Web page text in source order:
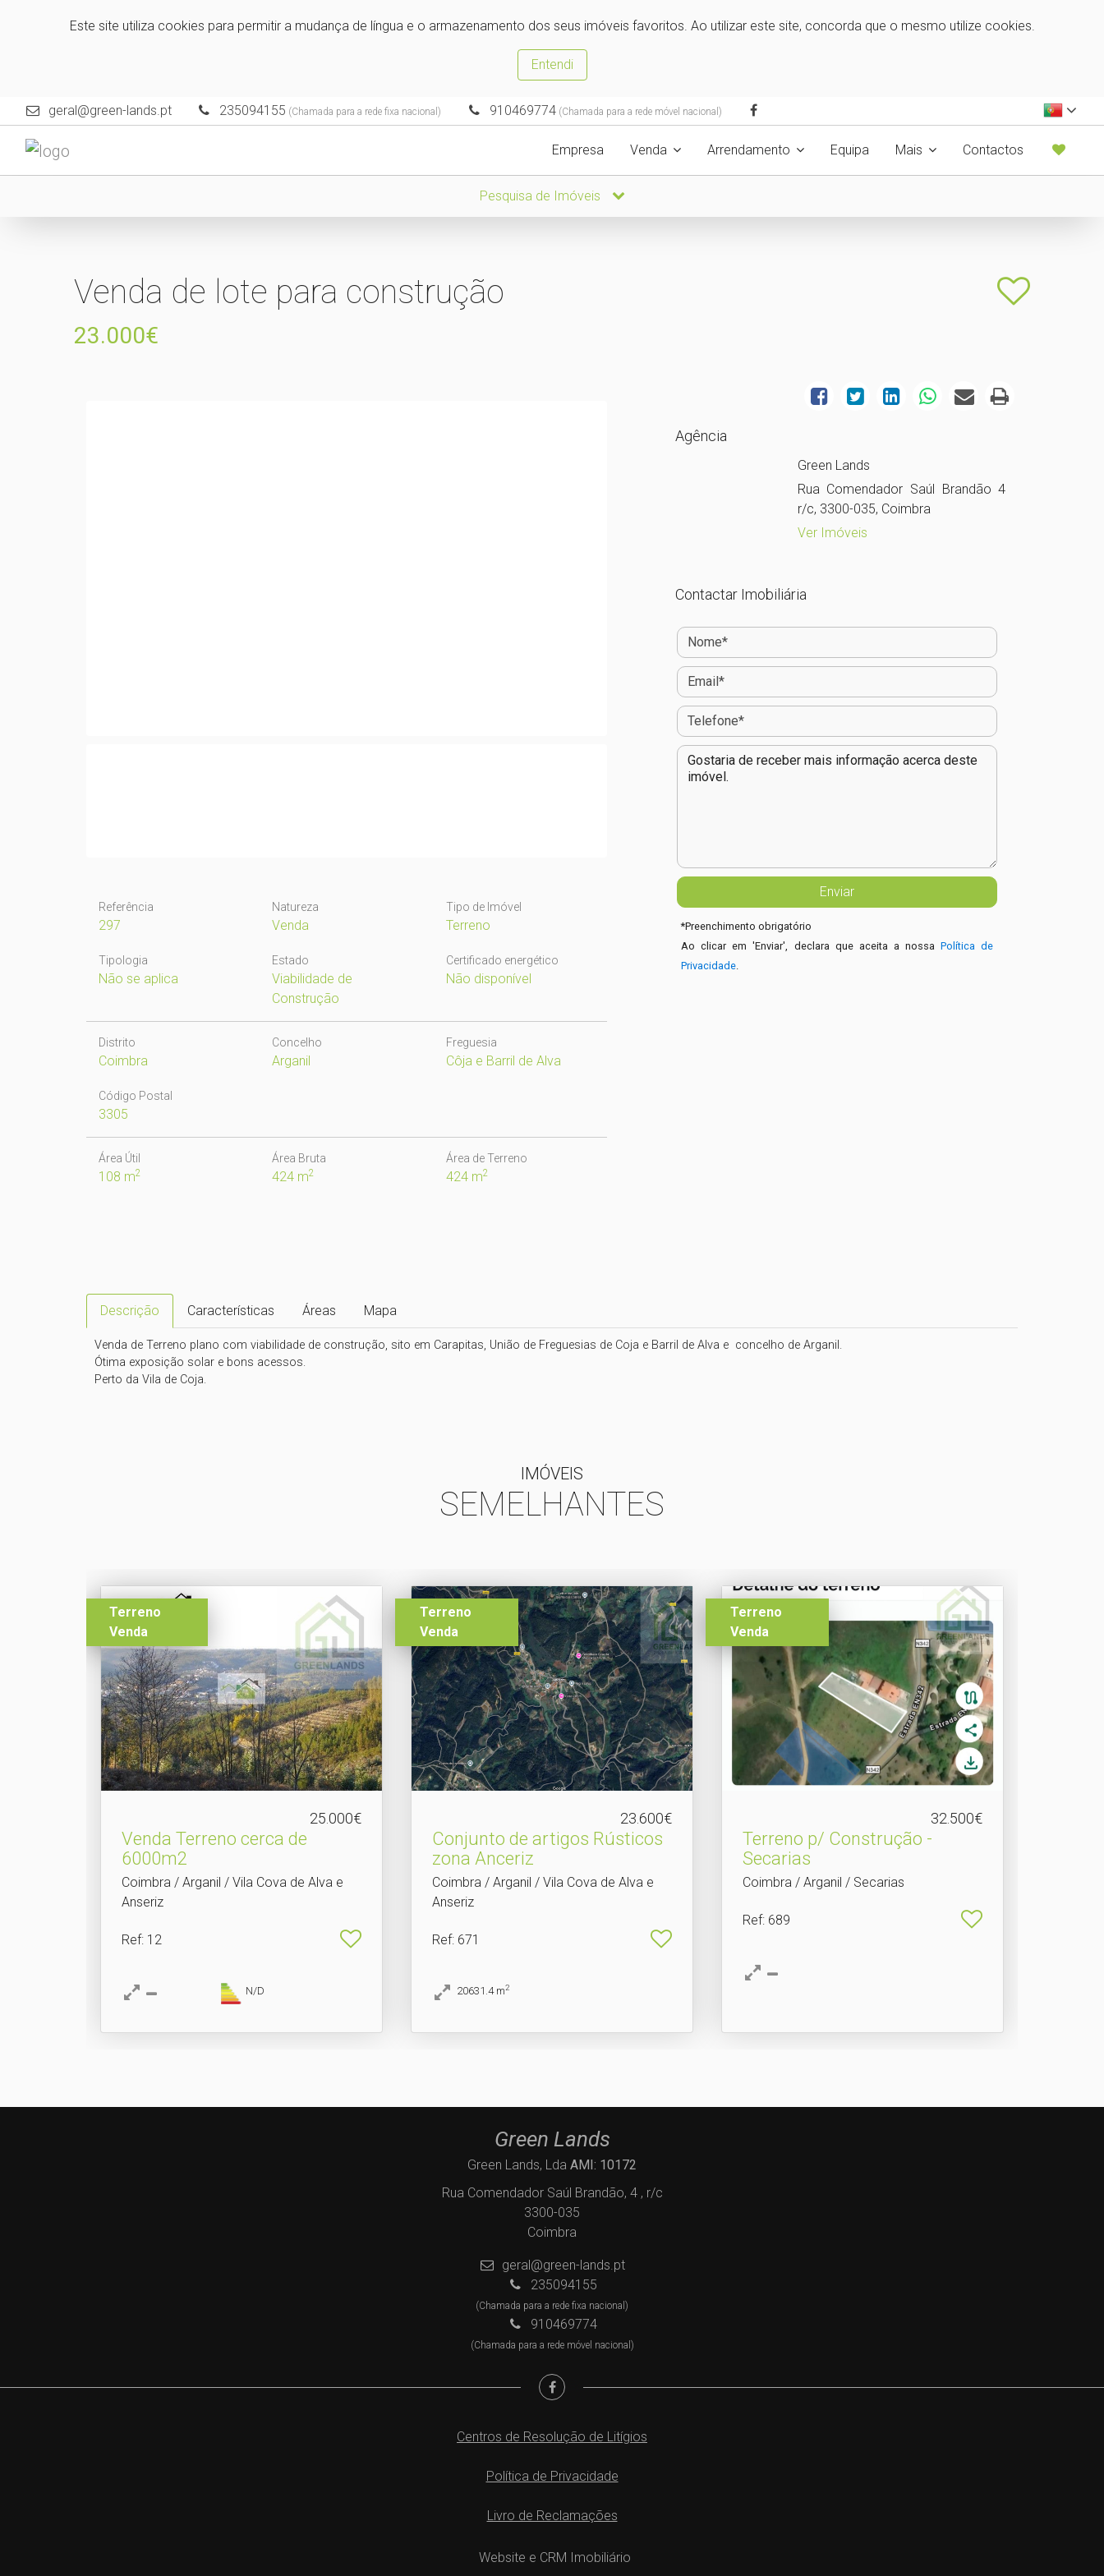
Este site utiliza cookies para permitir a mudança de língua e o armazenamento dos seus imóveis favoritos. Ao utilizar este site, concorda que o mesmo utilize cookies.
Entendi
geral@green-lands.pt 235094155 (Chamada para a rede fixa nacional) 910469774(Chamada para a rede móvel nacional)
Empresa Venda Arrendamento Equipa Mais Contactos
Pesquisa de Imóveis
Venda de lote para construção
23.000€
Referência
297
Natureza
Venda
Tipo de Imóvel
Terreno
Tipologia
Não se aplica
Estado
Viabilidade de
Construção
Certificado energético
Não disponível
Distrito
Coimbra
Concelho
Arganil
Freguesia
Côja e Barril de Alva
Código Postal
3305
Área Útil
108 m2
Área Bruta
424 m2
Área de Terreno
424 m2
Agência
Green Lands
Rua Comendador Saúl Brandão 4
r/c, 3300-035, Coimbra
Ver Imóveis
Contactar Imobiliária
*Preenchimento obrigatório
Ao clicar em 'Enviar', declara que aceita a nossaPolítica de
Privacidade.
Descrição Características Áreas Mapa
Venda de Terreno plano com viabilidade de construção, sito em Carapitas, União de Freguesias de Coja e Barril de Alva e  concelho de Arganil.
Ótima exposição solar e bons acessos.
IMÓVEIS
SEMELHANTES
Terreno
Venda
25.000€
Venda Terreno cerca de
6000m2
Coimbra / Arganil / Vila Cova de Alva e
Anseriz
Ref: 12
N/D
Terreno
Venda
23.600€
Conjunto de artigos Rústicos
zona Anceriz
Coimbra / Arganil / Vila Cova de Alva e
Anseriz
Ref: 671
20631.4 m2
Terreno
Venda
32.500€
Terreno p/ Construção -
Secarias
Coimbra / Arganil / Secarias
Ref: 689
Green Lands
Green Lands, Lda AMI: 10172
Rua Comendador Saúl Brandão, 4 , r/c
3300-035
Coimbra
geral@green-lands.pt
235094155
(Chamada para a rede fixa nacional)
910469774
(Chamada para a rede móvel nacional)
Centros de Resolução de Litígios
Política de Privacidade
Livro de Reclamações
Website e CRM Imobiliário